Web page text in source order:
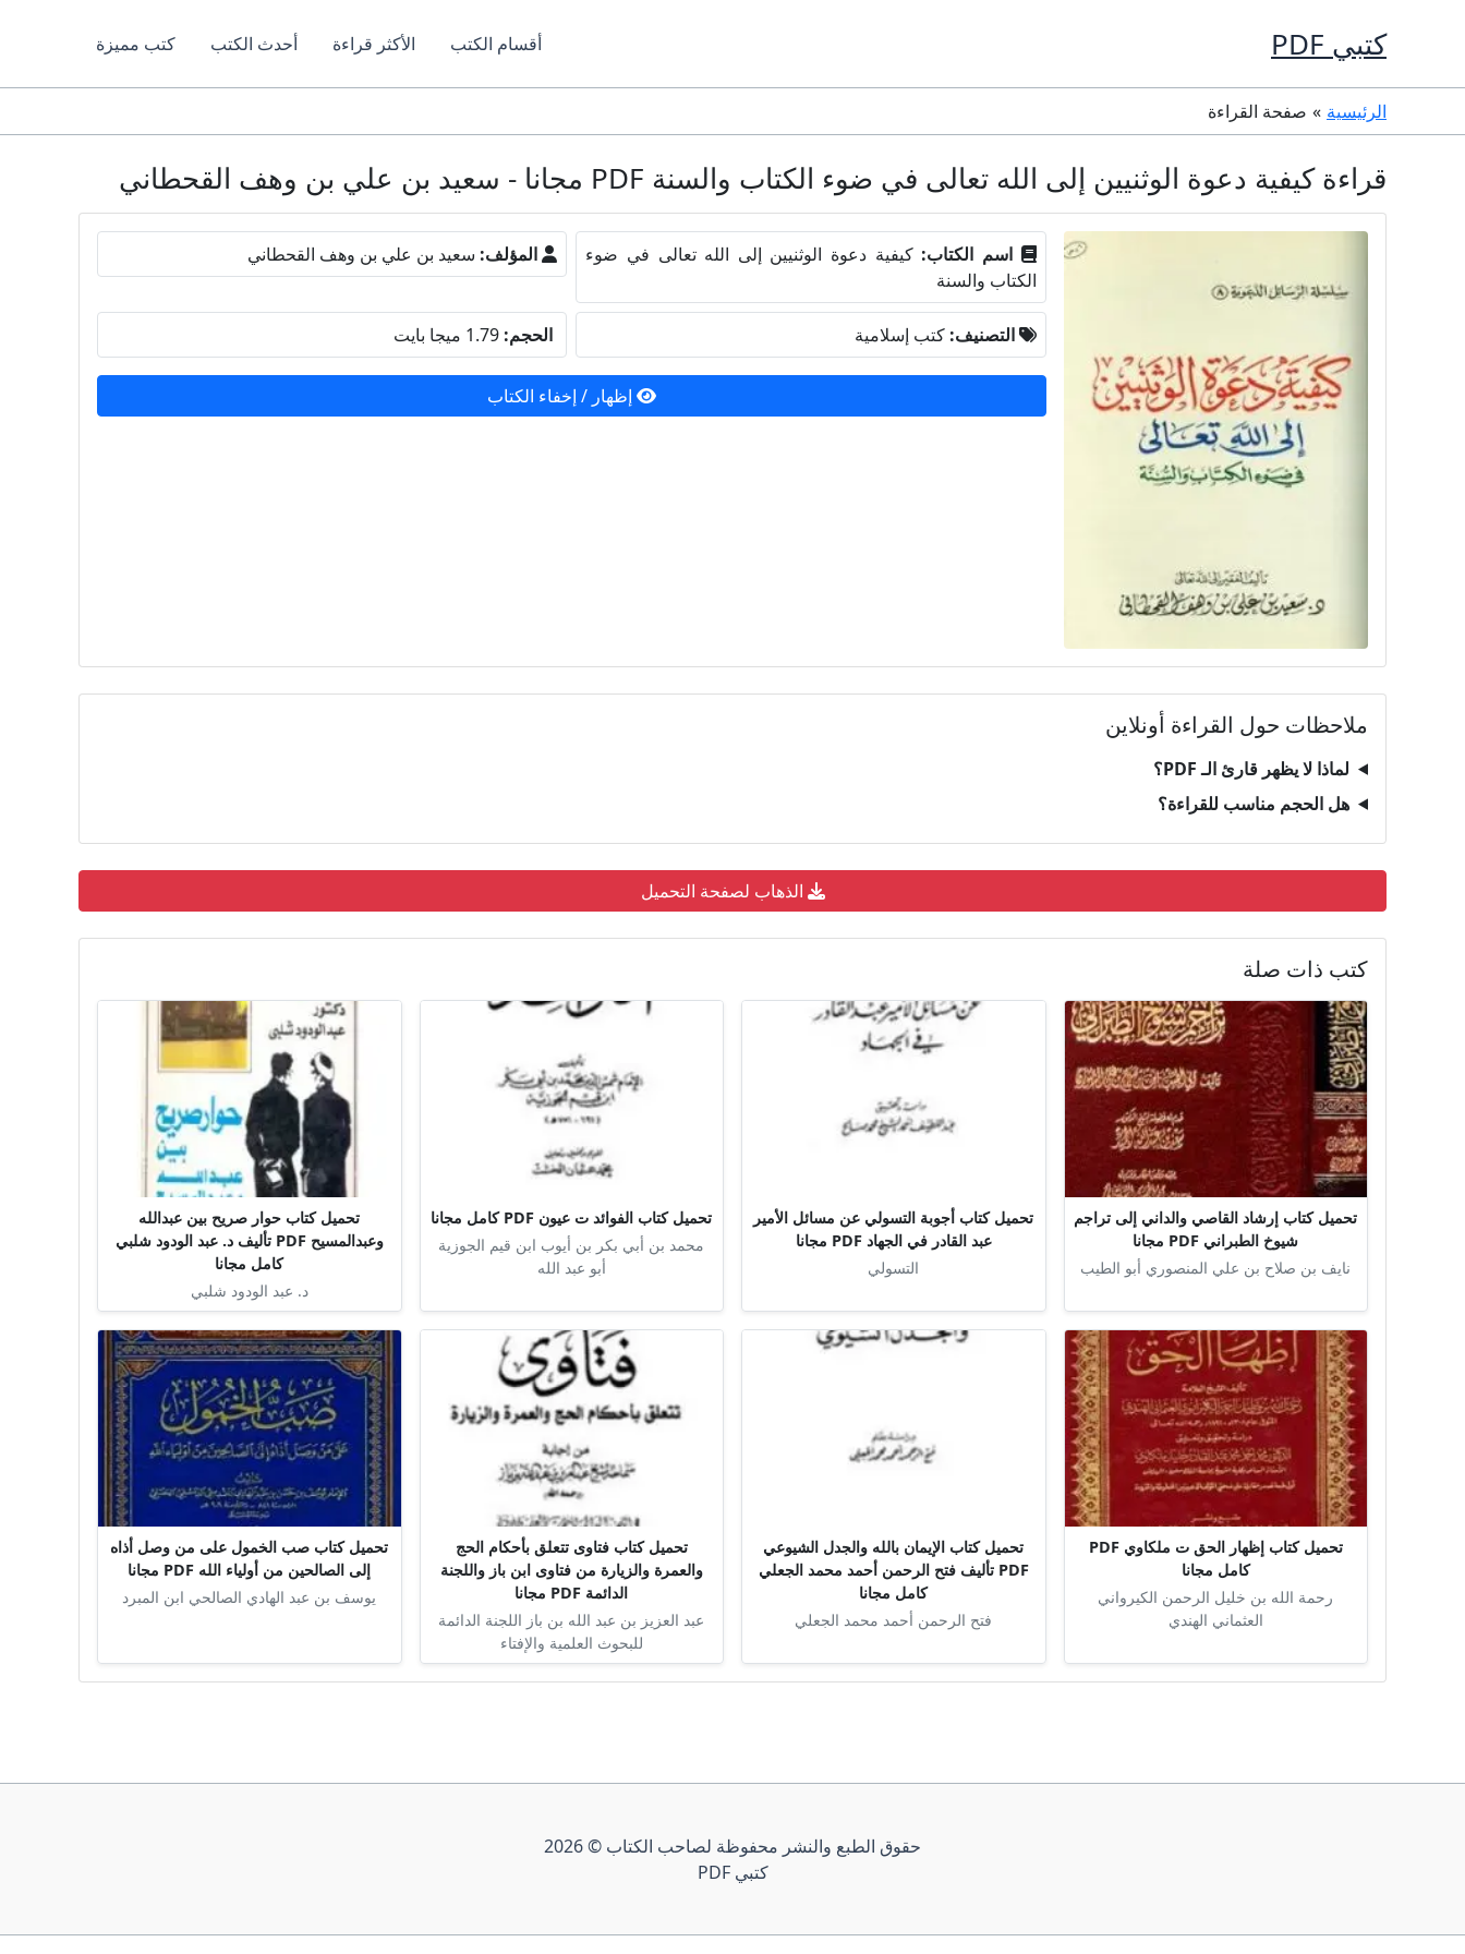
كتبي PDF أقسام الكتب الأكثر قراءة أحدث الكتب كتب مميزة
الرئيسية صفحة القراءة
قراءة كيفية دعوة الوثنيين إلى الله تعالى في ضوء الكتاب والسنة PDF مجانا - سعيد بن علي بن وهف القحطاني
اسم الكتاب: كيفية دعوة الوثنيين إلى الله تعالى في ضوء
الكتاب والسنة
المؤلف: سعيد بن علي بن وهف القحطاني
التصنيف: كتب إسلامية الحجم:
إظهار / إخفاء الكتاب
ملاحظات حول القراءة أونلاين
لماذا لا يظهر قارئ الـ PDF؟
هل الحجم مناسب للقراءة؟
الذهاب لصفحة التحميل
كتب ذات صلة
تحميل كتاب إرشاد القاصي والداني إلى تراجم
شيوخ الطبراني PDF مجانا
نايف بن صلاح بن علي المنصوري أبو الطيب
تحميل كتاب أجوبة التسولي عن مسائل الأمير
عبد القادر في الجهاد PDF مجانا
التسولي
تحميل كتاب الفوائد ت عيون PDF كامل مجانا
محمد بن أبي بكر بن أيوب ابن قيم الجوزية
أبو عبد الله
تحميل كتاب حوار صريح بين عبدالله
وعبدالمسيح PDF تأليف د. عبد الودود شلبي
كامل مجانا
د. عبد الودود شلبي
تحميل كتاب إظهار الحق ت ملكاوي PDF
كامل مجانا
رحمة الله بن خليل الرحمن الكيرواني
العثماني الهندي
تحميل كتاب الإيمان بالله والجدل الشيوعي
PDF تأليف فتح الرحمن أحمد محمد الجعلي
كامل مجانا
فتح الرحمن أحمد محمد الجعلي
تحميل كتاب فتاوى تتعلق بأحكام الحج
والعمرة والزيارة من فتاوى ابن باز واللجنة
الدائمة PDF مجانا
عبد العزيز بن عبد الله بن باز اللجنة الدائمة
للبحوث العلمية والإفتاء
تحميل كتاب صب الخمول على من وصل أذاه
إلى الصالحين من أولياء الله PDF مجانا
يوسف بن عبد الهادي الصالحي ابن المبرد
حقوق الطبع والنشر محفوظة لصاحب الكتاب © 2026
كتبي PDF